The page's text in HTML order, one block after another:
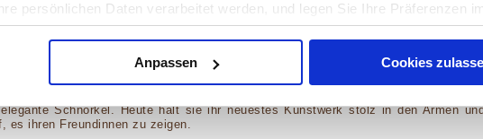
persönlichen Daten verarbeitet werden, und legen Sie Ihre Präferenzen im
zu analysieren. Außerdem geben wir Informationen zu Ihrer Verwendung
Medien, Werbung und Analysen weiter. Unsere Partner führen diese
Sie auf die Schaltfläche "OK", um alle Cookies zuzulassen. Klicken
die Sie zulassen / ablehnen möchten, oder um weitere Informationen
Anpassen Cookies
Smartphone kannst du das Ausmalbild oben gedrückt halten und auf deinem
dann eine passende Druck-App, um die Datei auszudrucken.
steckt hinter diesem Ausmalbild?
Schnörkel. Heute hält sie ihr neuestes Kunstwerk stolz in den Armen
es ihren Freundinnen zu zeigen.